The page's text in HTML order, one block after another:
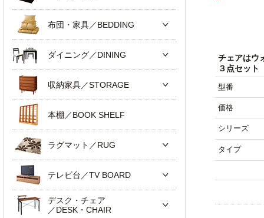
チェアはウ
３点セット
型番
価格
シリーズ
タイプ
布団・家具／BEDDING
ダイニング／DINING
収納家具／STORAGE
本棚／BOOK SHELF
ラグマット／RUG
テレビ台／TV BOARD
デスク・チェア
／DESK・CHAIR